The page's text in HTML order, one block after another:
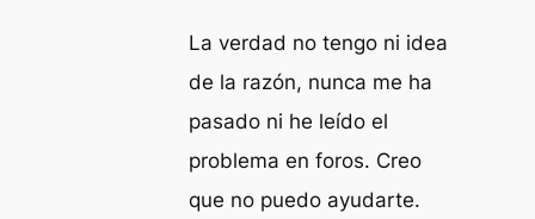
La verdad no tengo ni idea
de la razón, nunca me ha
pasado ni he leído el
problema en foros. Creo
que no puedo ayudarte.